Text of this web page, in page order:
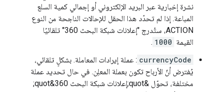
نشرة إخبارية عبر البريد الإلكتروني أو إجمالي كمية السلع
المباعة. إذا لم تحدّد هذا الحقل للإحالات الناجحة من النوع
ACTION، ستُدرج "إعلانات شبكة البحث 360" تلقائيًا
القيمة 1000
.
currencyCode : عملة إيرادات المعاملة. بشكلٍ تلقائي،
يُفترض أنّ الأرباح تكون بعملة المعلِن. في حال تحديد عملة
مختلفة، تحوّل &quot;إعلانات شبكة البحث 360&quot;